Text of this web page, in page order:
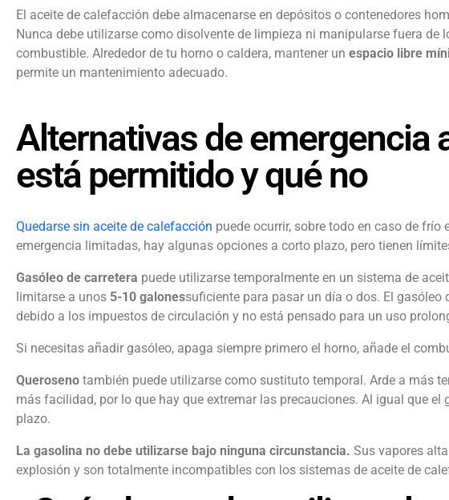
El aceite de calefacción debe almacenarse en depósitos o contenedores
Nunca debe utilizarse como disolvente de limpieza ni manipularse fuera
combustible. Alrededor de tu horno o caldera, mantener un espacio libre
permite un mantenimiento adecuado.
Alternativas de emergencia
está permitido y qué no
Quedarse sin aceite de calefacción puede ocurrir, sobre todo en caso de
emergencia limitadas, hay algunas opciones a corto plazo, pero tienen
Gasóleo de carretera puede utilizarse temporalmente en un sistema de
limitarse a unos 5-10 galonessuficiente para pasar un día o dos. El
debido a los impuestos de circulación y no está pensado para un uso
Si necesitas añadir gasóleo, apaga siempre primero el horno, añade el
Queroseno también puede utilizarse como sustituto temporal. Arde a más
más facilidad, por lo que hay que extremar las precauciones. Al igual que
plazo.
La gasolina no debe utilizarse bajo ninguna circunstancia. Sus vapores
explosión y son totalmente incompatibles con los sistemas de aceite de